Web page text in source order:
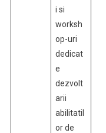
i si
worksh
op-uri
dedicat
e
dezvolt
arii
abilitatil
or de